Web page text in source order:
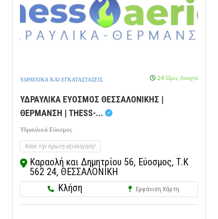
ΥΔΡΑΥΛΙΚΑ ΚΑΙ ΕΓΚΑΤΑΣΤΑΣΕΙΣ 24 Ώρες Ανοιχτά
ΥΔΡΑΥΛΙΚΑ ΕΥΟΣΜΟΣ ΘΕΣΣΑΛΟΝΙΚΗΣ |
ΘΕΡΜΑΝΣΗ | THESS-...
Υδραυλικά Εύοσμος
Κάνε την πρώτη αξιολόγηση!
Καραολή και Δημητρίου 56, Εύοσμος, Τ.Κ
562 24, ΘΕΣΣΑΛΟΝΙΚΗ
Κλήση
Εμφάνιση Χάρτη